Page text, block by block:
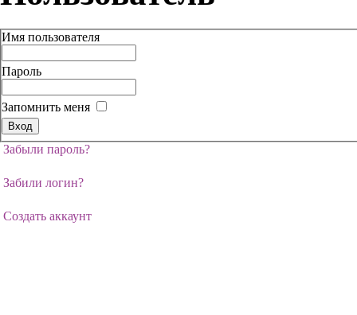
Имя пользователя
Пароль
Запомнить меня
Забыли пароль?
Забили логин?
Создать аккаунт